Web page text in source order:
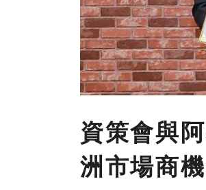
資策會與
洲市場商機